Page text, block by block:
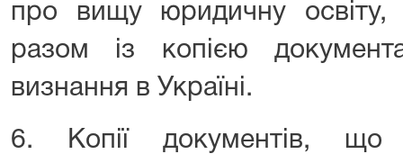
про вищу юридичну освіту,
разом із копією
визнання в Україні.
6. Копії документів, що